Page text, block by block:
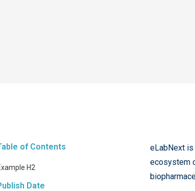
of Contents
H2
Date
eLabNext is
ecosystem